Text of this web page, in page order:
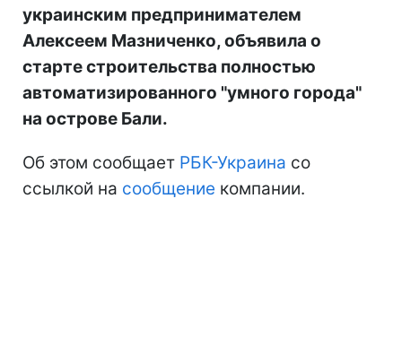
украинским предпринимателем
Алексеем Мазниченко, объявила о
старте строительства полностью
автоматизированного "умного города"
на острове Бали.
Об этом сообщает РБК-Украина со
ссылкой на сообщение компании.